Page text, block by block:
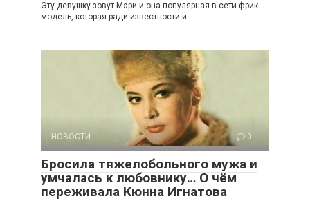
Эту девушку зовут Мэри и она популярная в сети фрик-
модель, которая ради известности и
НОВОСТИ 0
Бросила тяжелобольного мужа и
умчалась к любовнику… О чём
переживала Кюнна Игнатова